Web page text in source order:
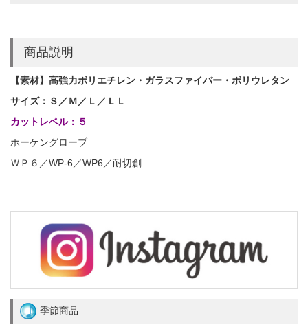
商品説明
【素材】高強力ポリエチレン・ガラスファイバー・ポリウレタン
サイズ：Ｓ／Ｍ／Ｌ／ＬＬ
カットレベル：５
ホーケングローブ
ＷＰ６／WP-6／WP6／耐切創
季節商品